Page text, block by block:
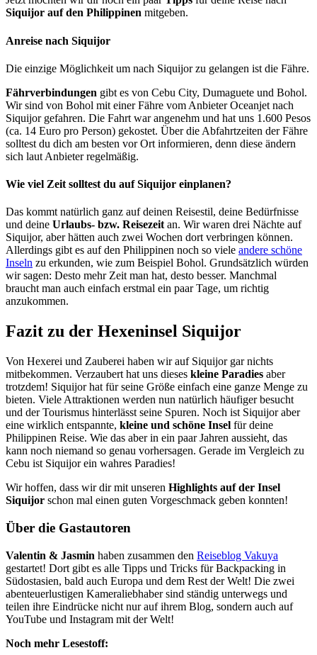
Siquijor auf den Philippinen mitgeben.
Anreise nach Siquijor
Die einzige Möglichkeit um nach Siquijor zu gelangen ist die Fähre.
Fährverbindungen gibt es von Cebu City, Dumaguete und Bohol.
Wir sind von Bohol mit einer Fähre vom Anbieter Oceanjet nach
Siquijor gefahren. Die Fahrt war angenehm und hat uns 1.600 Pesos
(ca. 14 Euro pro Person) gekostet. Über die Abfahrtzeiten der Fähre
solltest du dich am besten vor Ort informieren, denn diese ändern
sich laut Anbieter regelmäßig.
Wie viel Zeit solltest du auf Siquijor einplanen?
Das kommt natürlich ganz auf deinen Reisestil, deine Bedürfnisse
und deine Urlaubs- bzw. Reisezeit an. Wir waren drei Nächte auf
Siquijor, aber hätten auch zwei Wochen dort verbringen können.
Allerdings gibt es auf den Philippinen noch so viele andere schöne
Inseln zu erkunden, wie zum Beispiel Bohol. Grundsätzlich würden
wir sagen: Desto mehr Zeit man hat, desto besser. Manchmal
braucht man auch einfach erstmal ein paar Tage, um richtig
anzukommen.
Fazit zu der Hexeninsel Siquijor
Von Hexerei und Zauberei haben wir auf Siquijor gar nichts
mitbekommen. Verzaubert hat uns dieses kleine Paradies aber
trotzdem! Siquijor hat für seine Größe einfach eine ganze Menge zu
bieten. Viele Attraktionen werden nun natürlich häufiger besucht
und der Tourismus hinterlässt seine Spuren. Noch ist Siquijor aber
eine wirklich entspannte, kleine und schöne Insel für deine
Philippinen Reise. Wie das aber in ein paar Jahren aussieht, das
kann noch niemand so genau vorhersagen. Gerade im Vergleich zu
Cebu ist Siquijor ein wahres Paradies!
Wir hoffen, dass wir dir mit unseren Highlights auf der Insel
Siquijor schon mal einen guten Vorgeschmack geben konnten!
Über die Gastautoren
Valentin & Jasmin haben zusammen den Reiseblog Vakuya
gestartet! Dort gibt es alle Tipps und Tricks für Backpacking in
Südostasien, bald auch Europa und dem Rest der Welt! Die zwei
abenteuerlustigen Kameraliebhaber sind ständig unterwegs und
teilen ihre Eindrücke nicht nur auf ihrem Blog, sondern auch auf
YouTube und Instagram mit der Welt!
Noch mehr Lesestoff: